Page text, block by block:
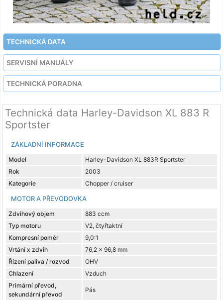
TECHNICKÁ DATA
SERVISNÍ MANUÁLY
TECHNICKÁ PORADNA
Technická data Harley-Davidson XL 883 R
Sportster
ZÁKLADNÍ INFORMACE
Model
Harley-Davidson XL 883R Sportster
Rok
2003
Kategorie
Chopper / cruiser
MOTOR A PŘEVODOVKA
Zdvihový objem
883 ccm
Typ motoru
V2, čtyřtaktní
Kompresní poměr
9,0:1
Vrtání x zdvih
76,2 x 96,8 mm
Řízení paliva / rozvod
OHV
Chlazení
Vzduch
Primární převod,
sekundární převod
Pás